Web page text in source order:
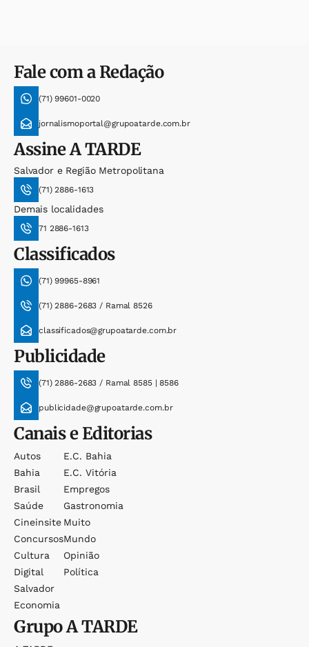
Fale com a Redação
(71) 99601-0020
jornalismoportal@grupoatarde.com.br
AssineA TARDE
Salvador e Região Metropolitana
(71) 2886-1613
Demais localidades
71 2886-1613
Classificados
(71) 99965-8961
(71) 2886-2683 / Ramal 8526
classificados@grupoatarde.com.br
Publicidade
(71) 2886-2683 / Ramal 8585 | 8586
publicidade@grupoatarde.com.br
Canais e Editorias
Autos
Bahia
Brasil
Saúde
Cineinsite
Concursos
Cultura
Digital
Salvador
Economia
E.c. Bahia
E.c. Vitória
Empregos
Gastronomia
Muito
Mundo
Opinião
Política
GrupoA TARDE